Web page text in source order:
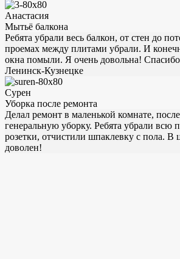
Анастасия
Мытьё балкона
Ребята убрали весь балкон, от стен до
проемах между плитами убрали. И
окна помыли. Я очень довольна!
Ленинск-Кузнецке
Сурен
Уборка после ремонта
Делал ремонт в маленькой комнате,
генеральную уборку. Ребята убрали всю
розетки, отчистили шпаклевку с пола. В
доволен!